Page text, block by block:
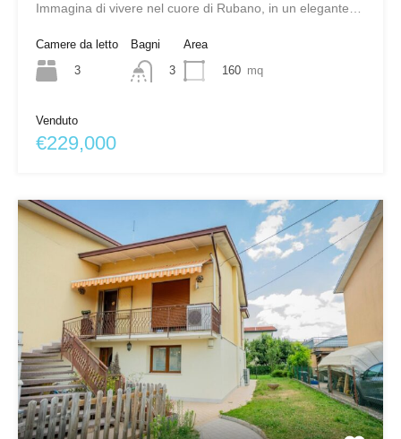
Immagina di vivere nel cuore di Rubano, in un elegante…
Camere da letto
3
Bagni
3
Area
160 mq
Venduto
€229,000